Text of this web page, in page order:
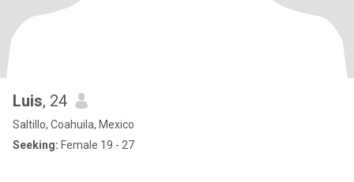
Luis, 24
Saltillo, Coahuila, Mexico
Seeking: Female 19 - 27